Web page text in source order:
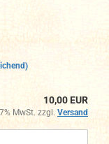
10,00 EUR
MwSt. zzgl. Versand